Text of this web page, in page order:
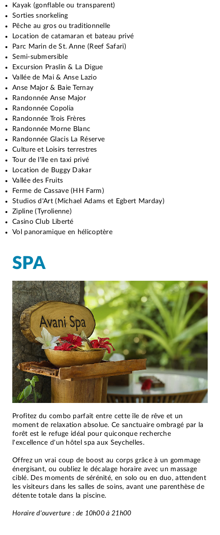
Kayak (gonflable ou transparent)
Sorties snorkeling
Pêche au gros ou traditionnelle
Location de catamaran et bateau privé
Parc Marin de St. Anne (Reef Safari)
Semi-submersible
Excursion Praslin & La Digue
Vallée de Mai & Anse Lazio
Anse Major & Baie Ternay
Randonnée Anse Major
Randonnée Copolia
Randonnée Trois Frères
Randonnée Morne Blanc
Randonnée Glacis La Réserve
Culture et Loisirs terrestres
Tour de l'île en taxi privé
Location de Buggy Dakar
Vallée des Fruits
Ferme de Cassave (HH Farm)
Studios d'Art (Michael Adams et Egbert Marday)
Zipline (Tyrolienne)
Casino Club Liberté
Vol panoramique en hélicoptère
SPA
Profitez du combo parfait entre cette île de rêve et un
moment de relaxation absolue. Ce sanctuaire ombragé par la
forêt est le refuge idéal pour quiconque recherche
l'excellence d'un hôtel spa aux Seychelles.
Offrez un vrai coup de boost au corps grâce à un gommage
énergisant, ou oubliez le décalage horaire avec un massage
ciblé. Des moments de sérénité, en solo ou en duo, attendent
les visiteurs dans les salles de soins, avant une parenthèse de
détente totale dans la piscine.
Horaire d'ouverture : de 10h00 à 21h00